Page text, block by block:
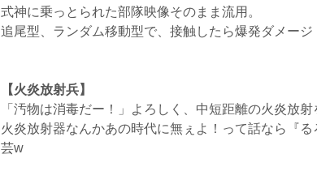
式神に乗っとられた部隊映像そのまま流用。
追尾型、ランダム移動型で、接触したら爆発ダメー
【火炎放射兵】
「汚物は消毒だー！」よろしく、中短距離の火炎放
火炎放射器なんかあの時代に無ぇよ！って話なら『
芸w